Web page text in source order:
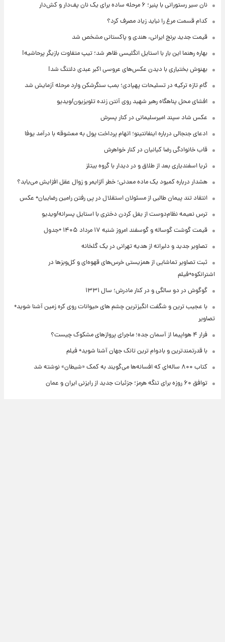
نان سیر رستورانی با پنیر؛ ۶ مرحله ساده برای یک نان پف‌دار و کش‌دار
کدام قسمت مرغ را نباید زیاد مصرف کرد؟
قیمت جدید برنج ایرانی، هندی و پاکستانی مشخص شد
بهاره رهنما این بار با استایل انگلیسی ظاهر شد؛ تیپ متفاوت بازیگر پرحاشیه!
بهنوش بختیاری با دیدن عکس‌های عروسی اکبر عبدی دلتنگ شد!
گام تازه ترکیه در تسلیحات پهپادی؛ بمب سنگرشکن وارد مرحله آزمایش شد
افشای محل پناهگاه‌ رهبر شهید روی آنتن زنده تلویزیون/ویدیو
عکس شاد سپند امیرسلیمانی در کنار پسرش
ادعای جنجالی درباره اینفانتینو؛ اتهام پرداخت پول به معشوقه با درآمد یوفا
قاب خانوادگی رضا کیانیان در کنار خواهرش
ثریا اسفندیاری بعد از طلاق و در دیدار با گروه بیتلز
هشدار درباره کمبود یک ماده معدنی؛ خطر آلزایمر و زوال عقل افزایش می‌یابد؟
انتقاد تند پیمان طالبی از مسئولان استقلال در پی رفتن رامین رضاییان+ عکس
ترس نعیمه نظام‌دوست از بغل کردن دختری با استایل پسرانه/ویدیو
قیمت گوشت گوساله و گوسفند امروز شنبه ۱۷ مرداد ۱۴۰۵ +جدول
تصاویر جدید و دلبرانه از هدیه تهرانی در یک گلخانه
ثبت تصاویر تماشایی از همزیستی خرس‌های قهوه‌ای و کل‌وبزها در
اشترانکوه+فیلم
گوگوش در دو سالگی و در کنار مادرش؛ سال ۱۳۳۱
با عجیب ترین و شگفت انگیزترین چشم های حیوانات روی کره زمین آشنا شوید+
تصاویر
فرار ۴ هواپیما از آسمان جده؛ ماجرای پروازهای مشکوک چیست؟
با قدرتمندترین و بادوام ترین تانک جهان آشنا شوید+ فیلم
کتاب ۸۰۰ ساله‌ای که افسانه‌ها می‌گویند به کمک «شیطان» نوشته شد
توافق ۶۰ روزه برای تنگه هرمز؛ جزئیات جدید از رایزنی ایران و عمان